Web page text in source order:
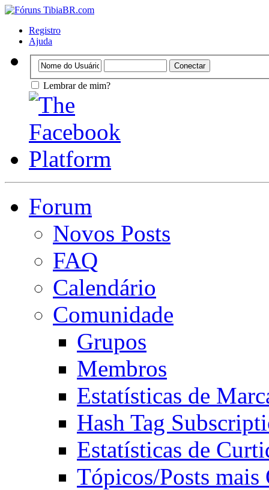
Registro
Ajuda
Lembrar de mim?
Forum
Novos Posts
FAQ
Calendário
Comunidade
Grupos
Membros
Estatísticas de
Hash Tag
Estatísticas de
Tópicos/Posts mais